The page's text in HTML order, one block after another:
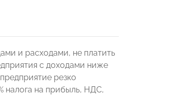
и расходами, не платить
с доходами ниже
резко
налога на прибыль, НДС,